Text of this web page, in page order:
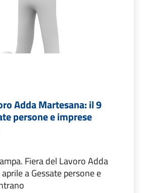
Adda Martesana: il 9
persone e imprese
Fiera del Lavoro Adda
a Gessate persone e